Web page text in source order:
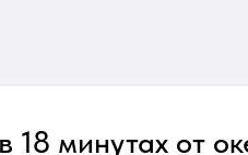
18 минутах от